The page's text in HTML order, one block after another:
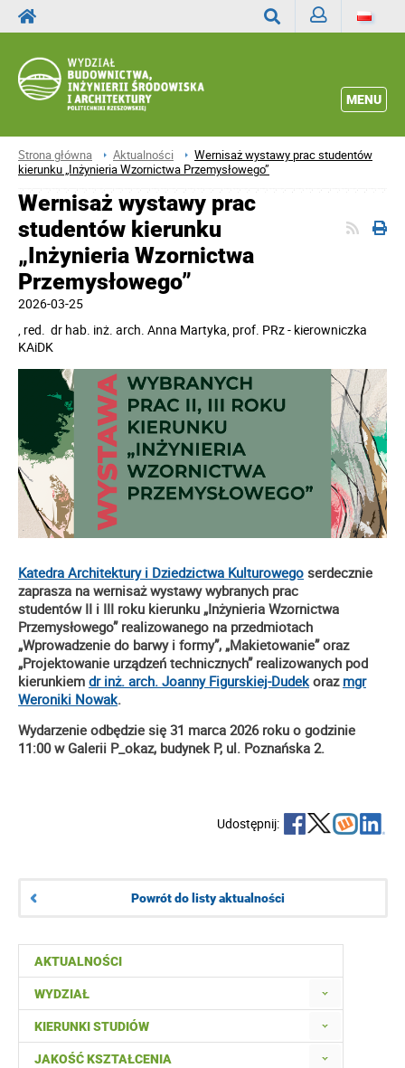
MENU
Strona główna Aktualności
Wernisaż wystawy prac studentów
kierunku „Inżynieria Wzornictwa Przemysłowego”
AKTUALNOŚCI
WYDZIAŁ
KIERUNKI STUDIÓW
JAKOŚĆ KSZTAŁCENIA
Wernisaż wystawy prac
studentów kierunku
„Inżynieria Wzornictwa
Przemysłowego”
2026-03-25
, red. dr hab. inż. arch. Anna Martyka, prof. PRz - kierowniczka
KAiDK
Katedra Architektury i Dziedzictwa Kulturowego serdecznie
zaprasza na wernisaż wystawy wybranych prac
studentów II i III roku kierunku „Inżynieria Wzornictwa
Przemysłowego” realizowanego na przedmiotach
„Wprowadzenie do barwy i formy”, „Makietowanie” oraz
„Projektowanie urządzeń technicznych” realizowanych pod
kierunkiem dr inż. arch. Joanny Figurskiej-Dudek oraz mgr
Weroniki Nowak.
Wydarzenie odbędzie się 31 marca 2026 roku o godzinie
11:00 w Galerii P_okaz, budynek P, ul. Poznańska 2.
Udostępnij:
Powrót do listy aktualności